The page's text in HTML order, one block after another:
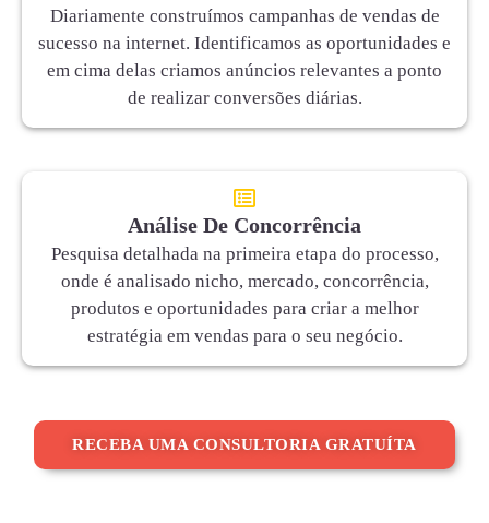
Diariamente construímos campanhas de vendas de
sucesso na internet. Identificamos as oportunidades e
em cima delas criamos anúncios relevantes a ponto
de realizar conversões diárias.
Análise De Concorrência
Pesquisa detalhada na primeira etapa do processo,
onde é analisado nicho, mercado, concorrência,
produtos e oportunidades para criar a melhor
estratégia em vendas para o seu negócio.
RECEBA UMA CONSULTORIA GRATUÍTA